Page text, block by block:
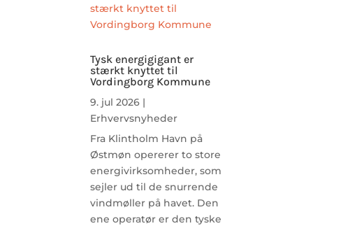
Tysk energigigant er
stærkt knyttet til
Vordingborg Kommune
9. jul 2026|
Erhvervsnyheder
Fra Klintholm Havn på
Østmøn opererer to store
energivirksomheder, som
sejler ud til de snurrende
vindmøller på havet. Den
ene operatør er den tyske